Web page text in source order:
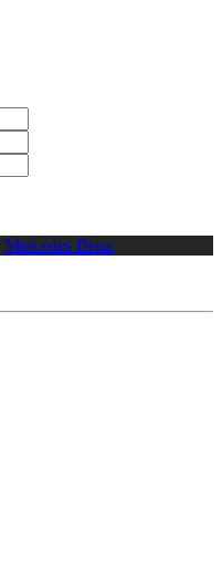
Mercedes Benz